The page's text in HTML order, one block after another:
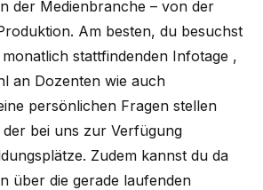
der Medienbranche – von der
Am besten, du besuchst
stattfindenden Infotage ,
an Dozenten wie auch
persönlichen Fragen stellen
bei uns zur Verfügung
Zudem kannst du da
über die gerade laufenden